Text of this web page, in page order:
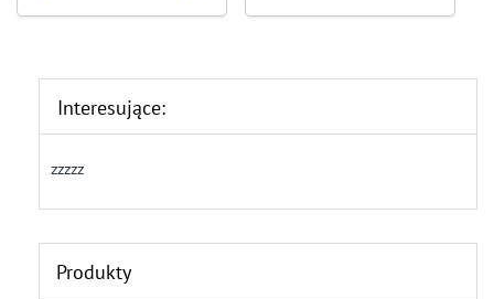
Interesujące:
zzzzz
Produkty